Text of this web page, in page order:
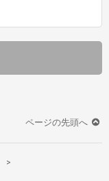
ページの先頭へ